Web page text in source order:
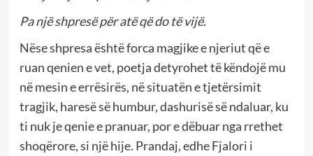
Pa një shpresë për atë që do të vijë.
Nëse shpresa është forca magjike e njeriut që e
ruan qenien e vet, poetja detyrohet të këndojë mu
në mesin e errësirës, në situatën e tjetërsimit
tragjik, haresë së humbur, dashurisë së ndaluar, ku
ti nuk je qenie e pranuar, por e dëbuar nga rrethet
shoqërore, si një hije. Prandaj, edhe Fjalori i